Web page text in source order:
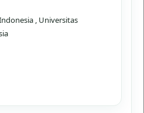
, Universitas